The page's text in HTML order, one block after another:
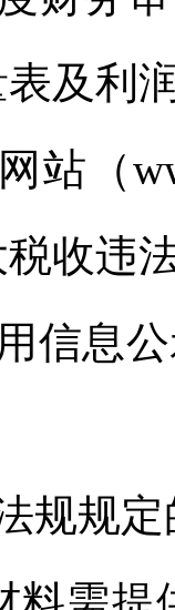
及利
站（
收违
信息
规规